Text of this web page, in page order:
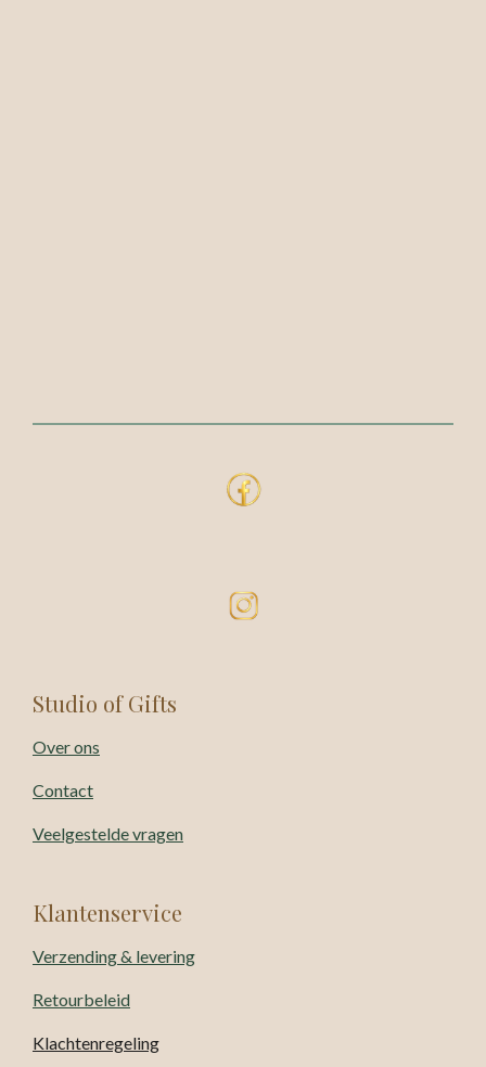
Studio of Gifts
Over ons
Contact
Veelgestelde vragen
Klantenservice
Verzending & levering
Retourbeleid
Klachtenregeling